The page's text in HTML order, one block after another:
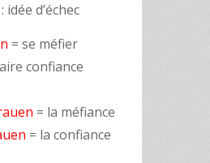
idée d’échec
= se méfier
confiance
= la méfiance
= la confiance